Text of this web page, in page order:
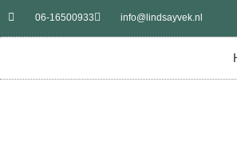
06-16500933 info@lindsayvek.nl